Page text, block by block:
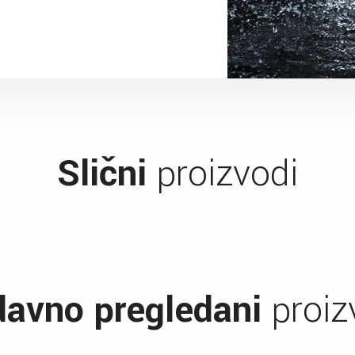
Slični proizvodi
pregledani